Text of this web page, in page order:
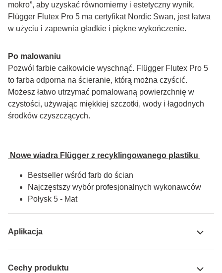
mokro”, aby uzyskać równomierny i estetyczny wynik.
Flügger Flutex Pro 5 ma certyfikat Nordic Swan, jest łatwa
w użyciu i zapewnia gładkie i piękne wykończenie.
Po malowaniu
Pozwól farbie całkowicie wyschnąć. Flügger Flutex Pro 5
to farba odporna na ścieranie, którą można czyścić.
Możesz łatwo utrzymać pomalowaną powierzchnię w
czystości, używając miękkiej szczotki, wody i łagodnych
środków czyszczących.
Nowe wiadra Flügger z recyklingowanego plastiku
Bestseller wśród farb do ścian
Najczęstszy wybór profesjonalnych wykonawców
Połysk 5 - Mat
Aplikacja
Cechy produktu